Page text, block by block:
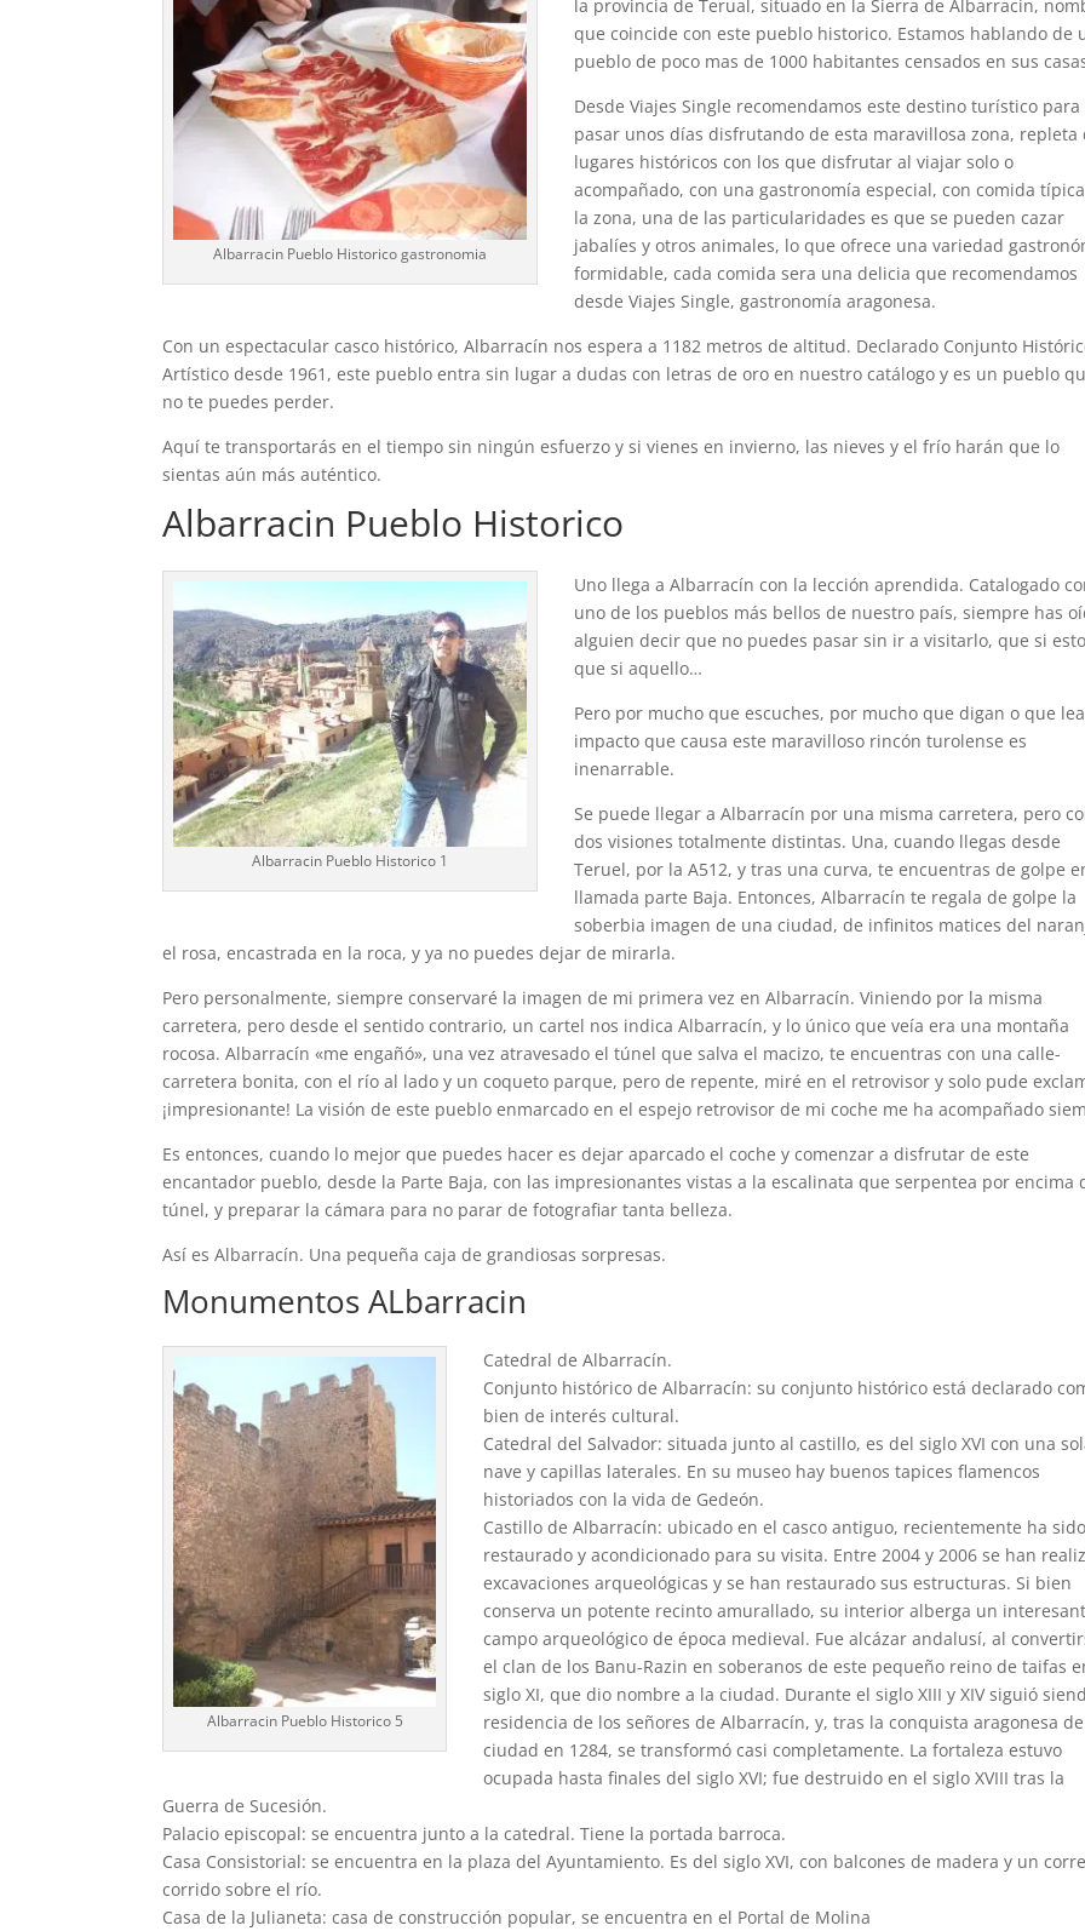
Albarracin Pueblo Historico gastronomia
la provincia de Terual, situado en la Sierra de Albarracin,
que coincide con este pueblo historico. Estamos hablando de
pueblo de poco mas de 1000 habitantes censados en sus
Desde Viajes Single recomendamos este destino turístico para
pasar unos días disfrutando de esta maravillosa zona, repleta
lugares históricos con los que disfrutar al viajar solo o
acompañado, con una gastronomía especial, con comida
la zona, una de las particularidades es que se pueden cazar
jabalíes y otros animales, lo que ofrece una variedad
formidable, cada comida sera una delicia que recomendamos
desde Viajes Single, gastronomía aragonesa.
Con un espectacular casco histórico, Albarracín nos espera a 1182 metros de altitud. Declarado Conjunto
Artístico desde 1961, este pueblo entra sin lugar a dudas con letras de oro en nuestro catálogo y es un pueblo
no te puedes perder.
Aquí te transportarás en el tiempo sin ningún esfuerzo y si vienes en invierno, las nieves y el frío harán que lo
sientas aún más auténtico.
Albarracin Pueblo Historico
Albarracin Pueblo Historico 1
Uno llega a Albarracín con la lección aprendida. Catalogado
uno de los pueblos más bellos de nuestro país, siempre has
alguien decir que no puedes pasar sin ir a visitarlo, que si
que si aquello…
Pero por mucho que escuches, por mucho que digan o que
impacto que causa este maravilloso rincón turolense es
inenarrable.
Se puede llegar a Albarracín por una misma carretera, pero
dos visiones totalmente distintas. Una, cuando llegas desde
Teruel, por la A512, y tras una curva, te encuentras de golpe
llamada parte Baja. Entonces, Albarracín te regala de golpe la
soberbia imagen de una ciudad, de infinitos matices del
el rosa, encastrada en la roca, y ya no puedes dejar de mirarla.
Pero personalmente, siempre conservaré la imagen de mi primera vez en Albarracín. Viniendo por la misma
carretera, pero desde el sentido contrario, un cartel nos indica Albarracín, y lo único que veía era una montaña
rocosa. Albarracín «me engañó», una vez atravesado el túnel que salva el macizo, te encuentras con una calle-
carretera bonita, con el río al lado y un coqueto parque, pero de repente, miré en el retrovisor y solo pude
¡impresionante! La visión de este pueblo enmarcado en el espejo retrovisor de mi coche me ha acompañado
Es entonces, cuando lo mejor que puedes hacer es dejar aparcado el coche y comenzar a disfrutar de este
encantador pueblo, desde la Parte Baja, con las impresionantes vistas a la escalinata que serpentea por encima
túnel, y preparar la cámara para no parar de fotografiar tanta belleza.
Así es Albarracín. Una pequeña caja de grandiosas sorpresas.
Monumentos ALbarracin
Albarracin Pueblo Historico 5
Catedral de Albarracín.
Conjunto histórico de Albarracín: su conjunto histórico está declarado
bien de interés cultural.
Catedral del Salvador: situada junto al castillo, es del siglo XVI con una
nave y capillas laterales. En su museo hay buenos tapices flamencos
historiados con la vida de Gedeón.
Castillo de Albarracín: ubicado en el casco antiguo, recientemente ha sido
restaurado y acondicionado para su visita. Entre 2004 y 2006 se han
excavaciones arqueológicas y se han restaurado sus estructuras. Si bien
conserva un potente recinto amurallado, su interior alberga un
campo arqueológico de época medieval. Fue alcázar andalusí, al
el clan de los Banu-Razin en soberanos de este pequeño reino de taifas
siglo XI, que dio nombre a la ciudad. Durante el siglo XIII y XIV siguió
residencia de los señores de Albarracín, y, tras la conquista aragonesa
ciudad en 1284, se transformó casi completamente. La fortaleza estuvo
ocupada hasta finales del siglo XVI; fue destruido en el siglo XVIII tras la
Guerra de Sucesión.
Palacio episcopal: se encuentra junto a la catedral. Tiene la portada barroca.
Casa Consistorial: se encuentra en la plaza del Ayuntamiento. Es del siglo XVI, con balcones de madera y un
corrido sobre el río.
Casa de la Julianeta: casa de construcción popular, se encuentra en el Portal de Molina